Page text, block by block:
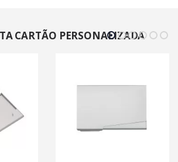
CARTÃO PERSONALIZADA